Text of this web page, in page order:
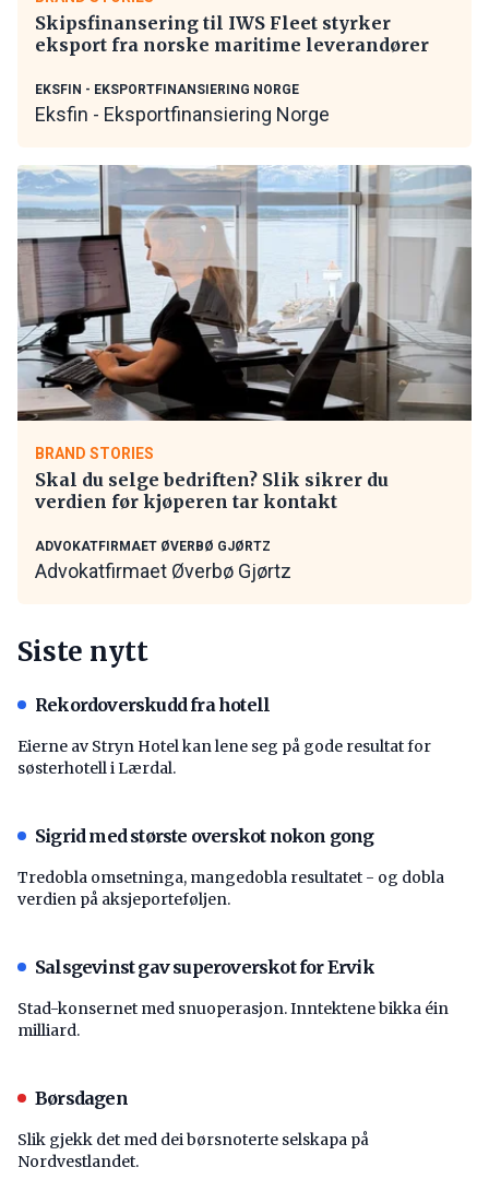
Skipsfinansering til IWS Fleet styrker
eksport fra norske maritime leverandører
EKSFIN - EKSPORTFINANSIERING NORGE
Eksfin - Eksportfinansiering Norge
BRAND STORIES
Skal du selge bedriften? Slik sikrer du
verdien før kjøperen tar kontakt
ADVOKATFIRMAET ØVERBØ GJØRTZ
Advokatfirmaet Øverbø Gjørtz
Siste nytt
Rekordoverskudd fra hotell
Eierne av Stryn Hotel kan lene seg på gode resultat for
søsterhotell i Lærdal.
Sigrid med største overskot nokon gong
Tredobla omsetninga, mangedobla resultatet - og dobla
verdien på aksjeporteføljen.
Salsgevinst gav superoverskot for Ervik
Stad-konsernet med snuoperasjon. Inntektene bikka éin
milliard.
Børsdagen
Slik gjekk det med dei børsnoterte selskapa på
Nordvestlandet.